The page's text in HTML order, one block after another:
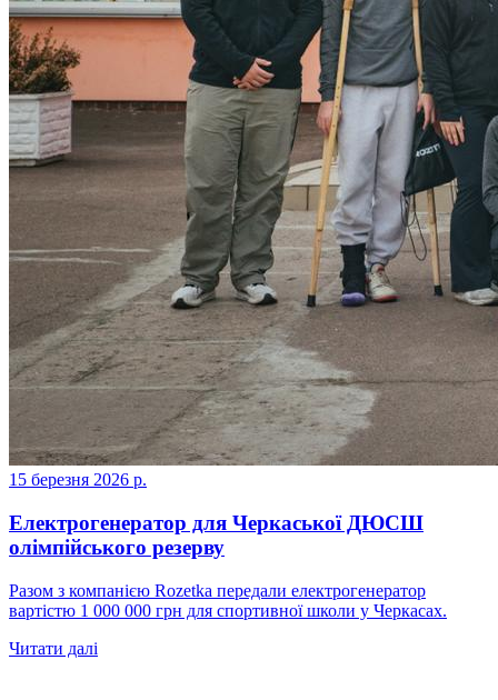
15 березня 2026 р.
Електрогенератор для Черкаської ДЮСШ
олімпійського резерву
Разом з компанією Rozetka передали електрогенератор
вартістю 1 000 000 грн для спортивної школи у Черкасах.
Читати далі